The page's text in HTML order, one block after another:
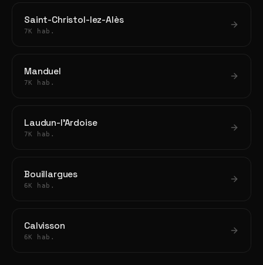
Saint-Christol-lez-Alès
7K hab.
Manduel
7K hab.
Laudun-l'Ardoise
7K hab.
Bouillargues
6K hab.
Calvisson
6K hab.